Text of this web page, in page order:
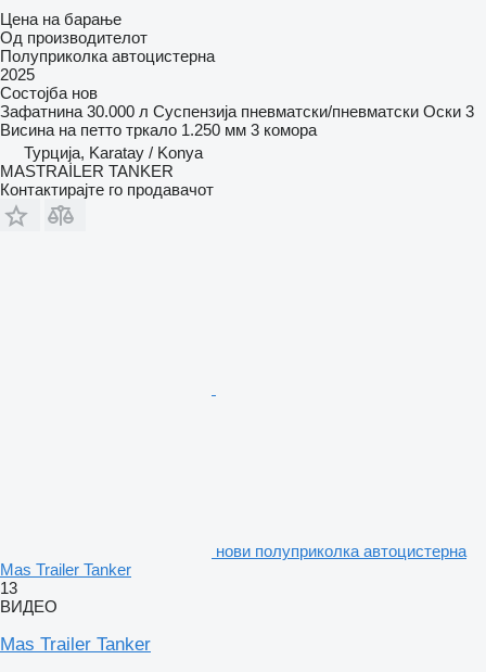
Цена на барање
Од производителот
Полуприколка автоцистерна
2025
Состојба нов
Зафатнина 30.000 л Суспензија пневматски/пневматски Оски 3
Висина на петто тркало 1.250 мм 3 комора
Турција, Karatay / Konya
MASTRAİLER TANKER
Контактирајте го продавачот
нови полуприколка автоцистерна
Mas Trailer Tanker
13
ВИДЕО
Mas Trailer Tanker